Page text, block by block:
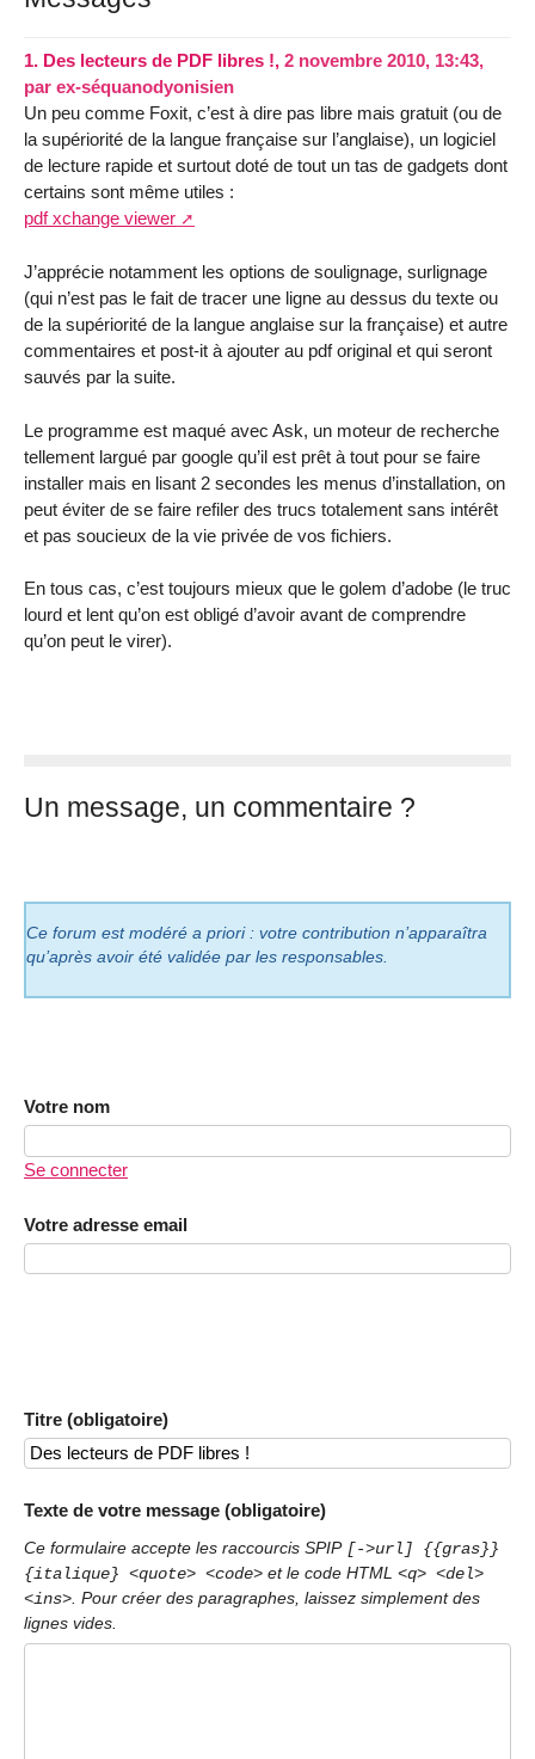
1. Des lecteurs de PDF libres !, 2 novembre 2010, 13:43,
par ex-séquanodyonisien
Un peu comme Foxit, c’est à dire pas libre mais gratuit (ou de
la supériorité de la langue française sur l’anglaise), un logiciel
de lecture rapide et surtout doté de tout un tas de gadgets dont
certains sont même utiles :
pdf xchange viewer
J’apprécie notamment les options de soulignage, surlignage
(qui n’est pas le fait de tracer une ligne au dessus du texte ou
de la supériorité de la langue anglaise sur la française) et autre
commentaires et post-it à ajouter au pdf original et qui seront
sauvés par la suite.
Le programme est maqué avec Ask, un moteur de recherche
tellement largué par google qu’il est prêt à tout pour se faire
installer mais en lisant 2 secondes les menus d’installation, on
peut éviter de se faire refiler des trucs totalement sans intérêt
et pas soucieux de la vie privée de vos fichiers.
En tous cas, c’est toujours mieux que le golem d’adobe (le truc
lourd et lent qu’on est obligé d’avoir avant de comprendre
qu’on peut le virer).
Un message, un commentaire ?
Ce forum est modéré a priori : votre contribution n’apparaîtra
qu’après avoir été validée par les responsables.
Votre nom
Se connecter
Votre adresse email
Titre (obligatoire)
Texte de votre message (obligatoire)
Ce formulaire accepte les raccourcis SPIP [->url] {{gras}}
{italique} <quote> <code> et le code HTML <q> <del>
<ins> . Pour créer des paragraphes, laissez simplement des
lignes vides.